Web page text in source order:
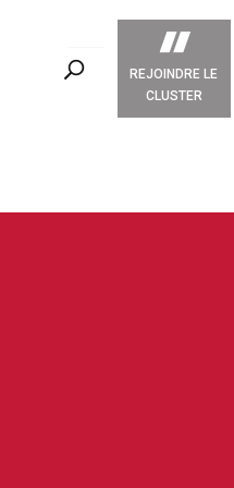
REJOINDRE LE
CLUSTER